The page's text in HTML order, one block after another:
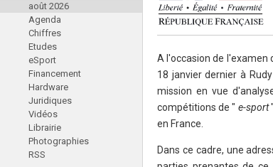
Editeurs (49)
Distributeurs (16)
Hard. / Accessoires (10)
Middlewares (15)
Prestataires (99)
Assoc. / Syndicats (21)
Formations / Ecoles (46)
Presse spécialisée (17)
août 2026
Agenda
Chiffres
Etudes
eSport
Financement
Hardware
Juridiques
Vidéos
Librairie
Photographies
RSS
A l'occasion de l'examen
18 janvier dernier à
mission en vue
compétitions de " e-sport
en France.
Dans ce cadre, une